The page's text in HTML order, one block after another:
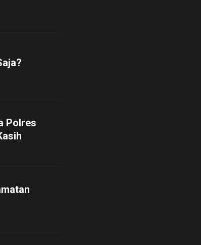
Polres